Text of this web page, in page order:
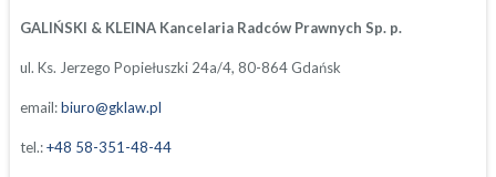
GALIŃSKI & KLEINA Kancelaria Radców Prawnych Sp. p.
ul. Ks. Jerzego Popiełuszki 24a/4, 80-864 Gdańsk
email:biuro@gklaw.pl
tel.:+48 58-351-48-44